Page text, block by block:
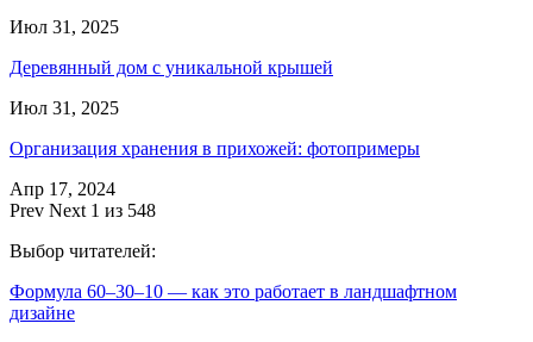
Июл 31, 2025
Деревянный дом с уникальной крышей
Июл 31, 2025
Организация хранения в прихожей: фотопримеры
Апр 17, 2024
Prev Next 1 из 548
Выбор читателей:
Формула 60–30–10 — как это работает в ландшафтном
дизайне